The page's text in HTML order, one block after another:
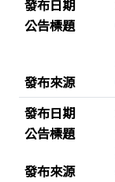
發布日期
公告標題
發布來源
發布日期
公告標題
發布來源